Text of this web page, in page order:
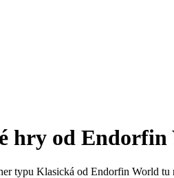
hry od
typu Klasická od Endorfin World